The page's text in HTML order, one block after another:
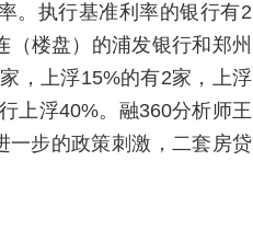
。执行基准利率的银行有2
楼盘）的浦发银行和郑州
，上浮15%的有2家，上浮
上浮40%。融360分析师王
一步的政策刺激，二套房贷